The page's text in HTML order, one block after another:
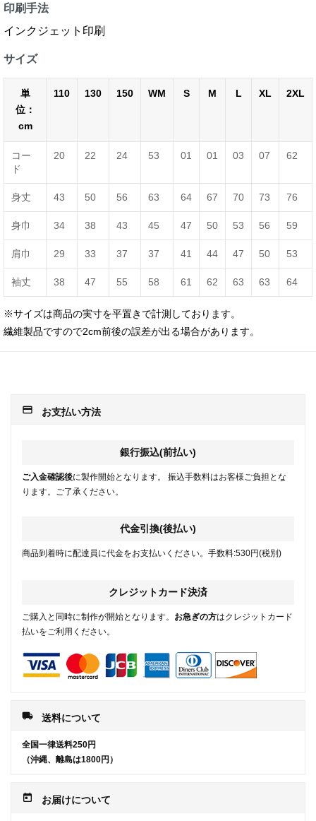
印刷手法
インクジェット印刷
サイズ
単
位：
cm
110 130 150 WM S M L XL 2XL
コー
ド
20 22 24 53 01 01 03 07 62
身丈 43 50 56 63 64 67 70 73 76
身巾 34 38 43 45 47 50 53 56 59
肩巾 29 33 37 37 41 44 47 50 53
袖丈 38 47 55 58 61 62 63 63 64
※サイズは商品の実寸を平置きで計測しております。
繊維製品ですので2cm前後の誤差が出る場合があります。
payment お支払い方法
銀行振込(前払い)
ご入金確認後に製作開始となります。 振込手数料はお客様ご負担とな
ります。ご了承ください。
代金引換(後払い)
商品到着時に配達員に代金をお支払いください。手数料:530円(税別)
クレジットカード決済
ご購入と同時に制作が開始となります。 お急ぎの方はクレジットカード
払いをご利用ください。
local_shipping 送料について
全国一律送料250円
（沖縄、離島は1800円）
today お届けについて